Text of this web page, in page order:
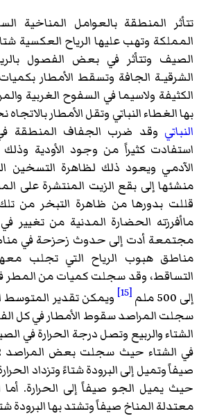
تتأثر المنطقة بالعوامل المناخية
المملكة وتهب عليها الرياح العكسية
الصيف وتتأثر في بعض الفصول
الشرقيـة الجافة وتسقط الأمطار
الكثيفة ولاسيما في السفوح الغربية
بها الغطاء النباتي وتقل الأمطار
النباتي وقد ضرب الجفاف المنطقة في
استفادت كثيراً من وجود الأودية وذلك
الآدمي ويعود ذلك لظاهرة التسخين
منشئها إلى بقع الزيت المنتشرة على
قللت بدورها من ظاهرة التبخر من
ماأفرزته الحضارة المدنية من تغيير
مجتمعة أدت إلى حدوث زحزحة في
مناطق هبوب الرياح التي تجلب
التساقط، وقد سجلت كميات من
إلى 500 ملم
[15]
سجلت المراصد سقوط الأمطار في كل
صيفاً وتميل إلى البرودة شتاءً وتزداد
حيث يميل الجو صيفاً إلى الحرارة.
معتدلة المناخ صيفاً وتشتد بها البرودة